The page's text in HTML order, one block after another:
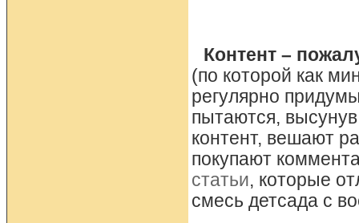
Контент –
(по которой как
регулярно
пытаются,
контент, вешают
покупают
статьи, которые
смесь детсада с